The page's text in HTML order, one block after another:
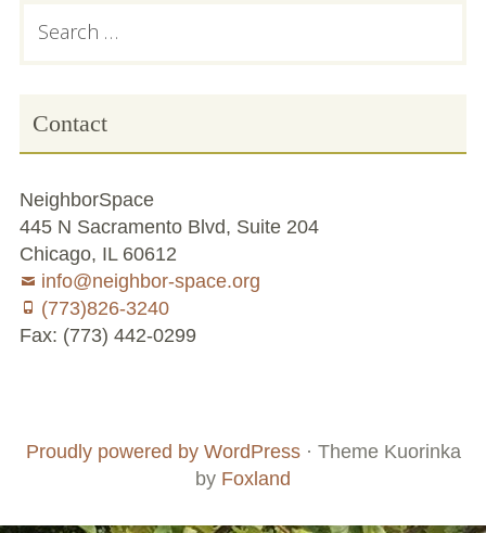
Subsidiary
for:
Contact
NeighborSpace
445 N Sacramento Blvd, Suite 204
Chicago, IL 60612
info@neighbor-space.org
(773)826-3240
Fax: (773) 442-0299
and
Staff
Proudly powered by WordPress · Theme Kuorinka
by Foxland